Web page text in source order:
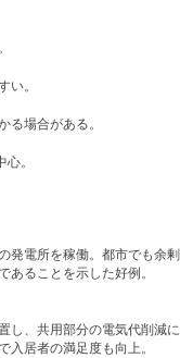
い。
る場合がある。
。
発電所を稼働。都市でも余剰
あることを示した好例。
し、共用部分の電気代削減に
居者の満足度も向上。